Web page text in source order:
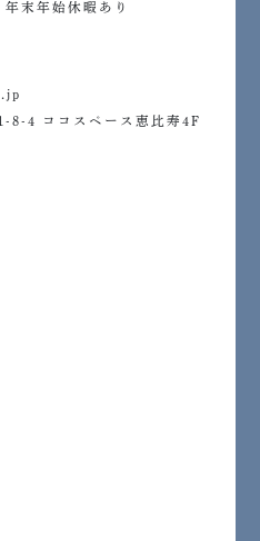
末年始休暇あり
8-4 ココスペース恵比寿4F